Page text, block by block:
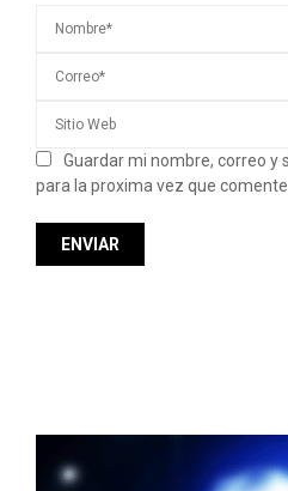
Guardar mi nombre, correo y
para la proxima vez que comente.